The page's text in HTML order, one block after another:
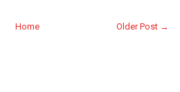
Older Post →
Home